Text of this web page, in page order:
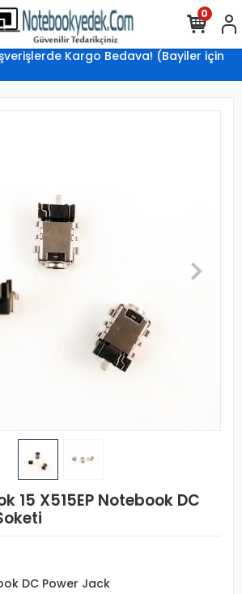
Kargo Bedava! (Bayiler için
0
15 X515EP Notebook DC
DC Power Jack